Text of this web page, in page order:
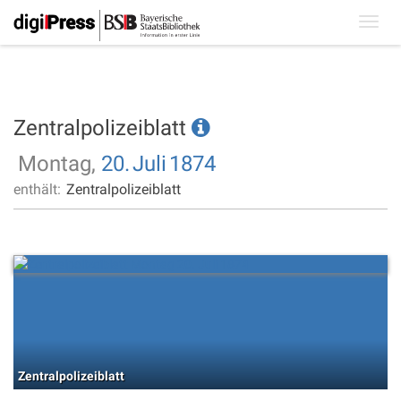
Zentralpolizeiblatt
Montag, 20.Juli 1874
enthält: Zentralpolizeiblatt
Zentralpolizeiblatt